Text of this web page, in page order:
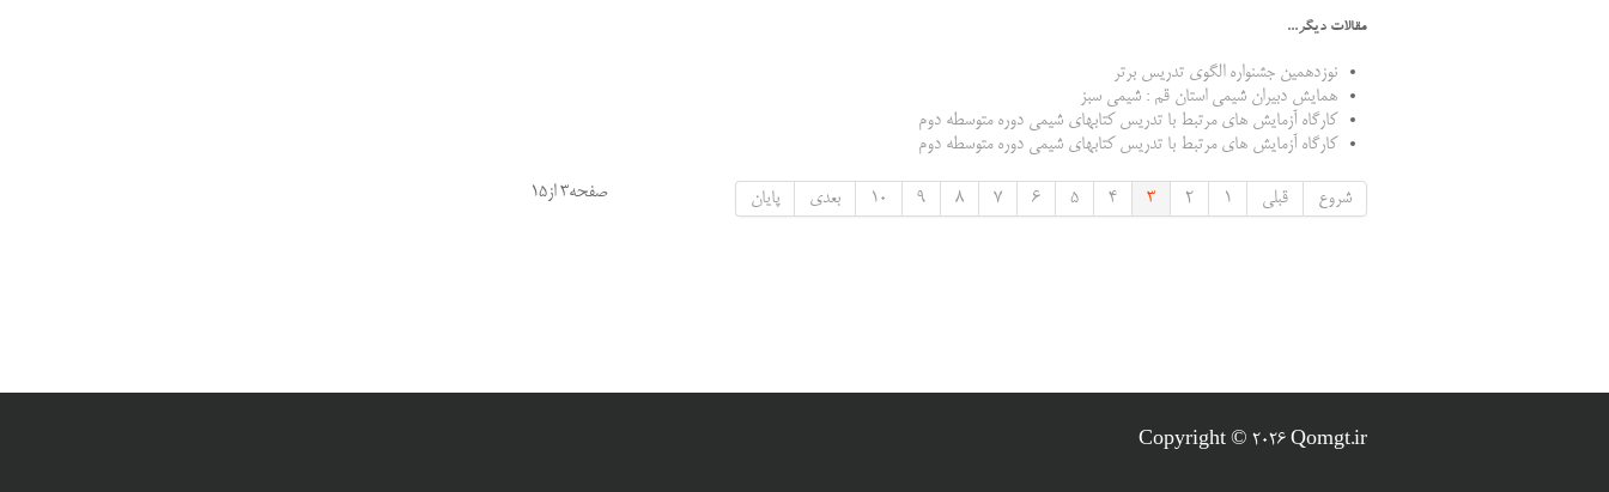
مقالات دیگر...
نوزدهمین جشنواره الگوی تدریس برتر
همایش دبیران شیمی استان قم : شیمی سبز
کارگاه آزمایش های مرتبط با تدریس کتابهای شیمی دوره متوسطه دوم
کارگاه آزمایش های مرتبط با تدریس کتابهای شیمی دوره متوسطه دوم
صفحه3 از15 شروع قبلی 1
2
3
4
5
6
7
8
9
10 بعدی پایان
Copyright © 2026 Qomgt.ir